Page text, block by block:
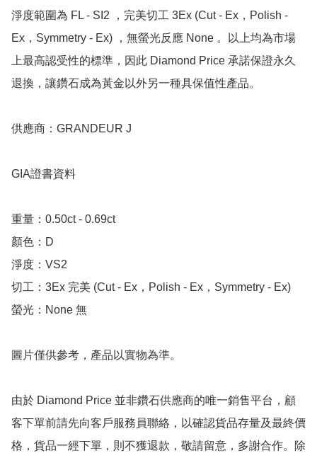
淨度範圍為 FL - SI2 ，完美切工 3Ex (Cut - Ex，Polish -
Ex，Symmetry - Ex) ，無螢光反應 None 。以上均為市場
上最高認受性的標準，因此 Diamond Price 承諾保證永久
退換，讓鑽石成為黃金以外另一種具保值性產品。
供應商：GRANDEUR J
GIA證書資料
重量：0.50ct - 0.69ct
顏色：D
淨度：VS2
切工：3Ex 完美 (Cut - Ex，Polish - Ex，Symmetry - Ex)
螢光：None 無
圖片僅供參考，產品以實物為準。
由於 Diamond Price 並非鑽石供應商的唯一銷售平台，顧
客下單前請先向客戶服務員聯絡，以確認貨品存量及最終價
格，貨品一經下單，則不獲退款，敬請留意，多謝合作。除